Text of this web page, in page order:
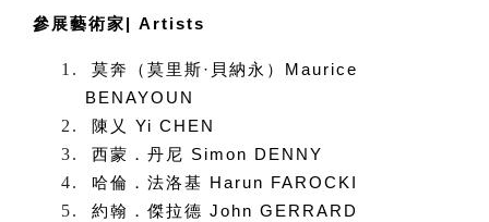
參展藝術家| Artists
莫奔（莫里斯·貝納永）Maurice
BENAYOUN
陳乂 Yi CHEN
西蒙．丹尼 Simon DENNY
哈倫．法洛基 Harun FAROCKI
約翰．傑拉德 John GERRARD